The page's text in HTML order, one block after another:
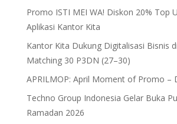
Promo ISTI MEI WA! Diskon 20% Top
Aplikasi Kantor Kita
Kantor Kita Dukung Digitalisasi Bisnis
Matching 30 P3DN (27–30)
APRILMOP: April Moment of Promo –
Techno Group Indonesia Gelar Buka
Ramadan 2026